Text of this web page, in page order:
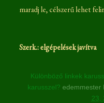
maradj le, célszerű lehet
Szerk.: elgépelések javítva
Különböző linkek
karusszel? edemmester
23,